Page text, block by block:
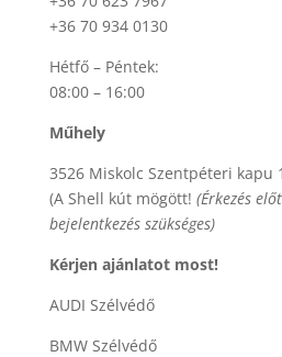
+36 70 934 0130
Hétfő – Péntek:
08:00 – 16:00
Műhely
3526 Miskolc Szentpéteri kapu
(A Shell kút mögött! (Érkezés
bejelentkezés szükséges)
Kérjen ajánlatot most!
AUDI Szélvédő
BMW Szélvédő